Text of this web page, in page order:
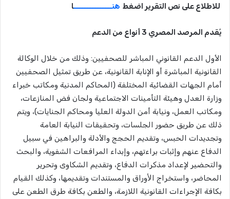
للاطلاع على نص التقرير اضغط هنـــــــــــــــا
يُقدم المرصد المصري 3 أنواع من الدعم
الأول الدعم القانوني المباشر للصحفيين: وذلك من خلال الوكالة
القانونية المباشرة أو الإنابة القانونية، عن طريق تمثيل الصحفيين
أمام الجهات القضائية المختلفة (المحاكم المدنية ومكاتب خبراء
وزارة العدل وهيئة التأمينات الاجتماعية ولجان فض المنازعات،
ومكاتب العمل، ونيابة أمن الدولة العليا ومحاكم الجنايات)، ويتم
ذلك عن طريق حضور الجلسات، وتحقيقات النيابة العامة
وتجديدات الحبس، وتقديم الحجج والأدلة والبراهين في سبيل
الدفاع عنهم وإثبات براءتهم، وإبداء المرافعات الشفوية، والبحث
والتحضير لإعداد مذكرات الدفاع، وتقديم الشكاوى وتحرير
المحاضر، واستخراج اﻷوراق والمستندات وتقديمها، وكذلك القيام
بكافة الإجراءات القانونية اللازمة، والطعن بكافة طرق الطعن على